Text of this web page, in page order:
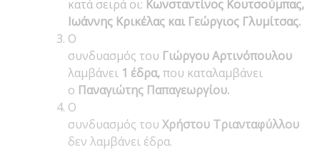
κατά σειρά οι: Κωνσταντίνος Κουτσούμπας,
Ιωάννης Κρικέλας και Γεώργιος Γλυμίτσας.
Ο
συνδυασμός του Γιώργου Αρτινόπουλου
λαμβάνει 1 έδρα,που καταλαμβάνει
ο Παναγιώτης Παπαγεωργίου.
Ο
συνδυασμός του Χρήστου Τριανταφύλλου
δεν λαμβάνει έδρα.